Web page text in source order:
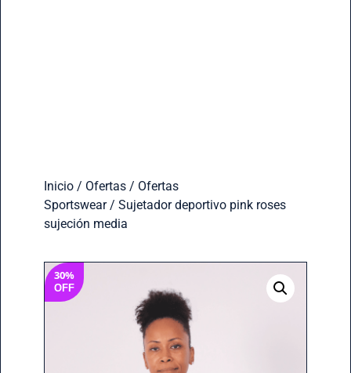
Inicio/ Ofertas/ Ofertas
Sportswear/ Sujetador deportivo pink roses
sujeción media
30%
OFF